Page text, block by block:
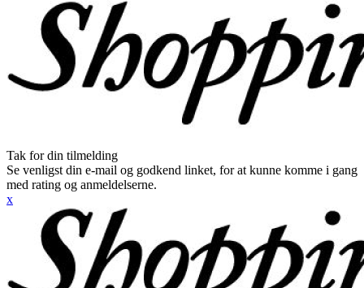
Tak for din tilmelding
Se venligst din e-mail og godkend linket, for at kunne komme i gang
med rating og anmeldelserne.
x